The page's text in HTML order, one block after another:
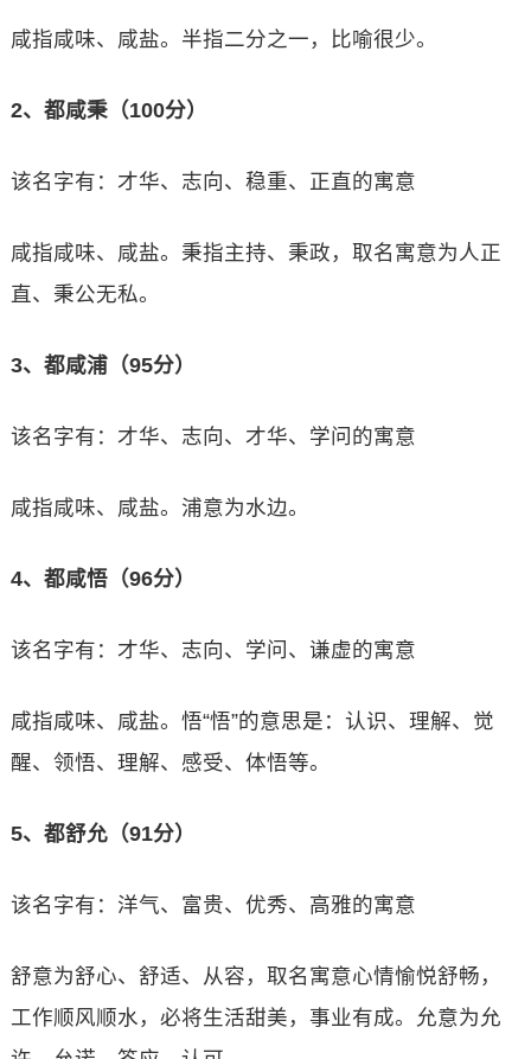
咸指咸味、咸盐。半指二分之一，比喻很少。
2、都咸秉（100分）
该名字有：才华、志向、稳重、正直的寓意
咸指咸味、咸盐。秉指主持、秉政，取名寓意为人正
直、秉公无私。
3、都咸浦（95分）
该名字有：才华、志向、才华、学问的寓意
咸指咸味、咸盐。浦意为水边。
4、都咸悟（96分）
该名字有：才华、志向、学问、谦虚的寓意
咸指咸味、咸盐。悟“悟”的意思是：认识、理解、觉
醒、领悟、理解、感受、体悟等。
5、都舒允（91分）
该名字有：洋气、富贵、优秀、高雅的寓意
舒意为舒心、舒适、从容，取名寓意心情愉悦舒畅，
工作顺风顺水，必将生活甜美，事业有成。允意为允